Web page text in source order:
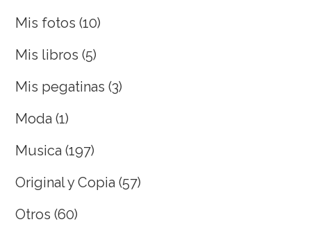
Mis fotos (10)
Mis libros (5)
Mis pegatinas (3)
Moda (1)
Musica (197)
Original y Copia (57)
Otros (60)